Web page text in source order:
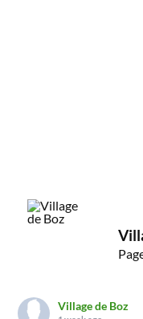
Village de Boz